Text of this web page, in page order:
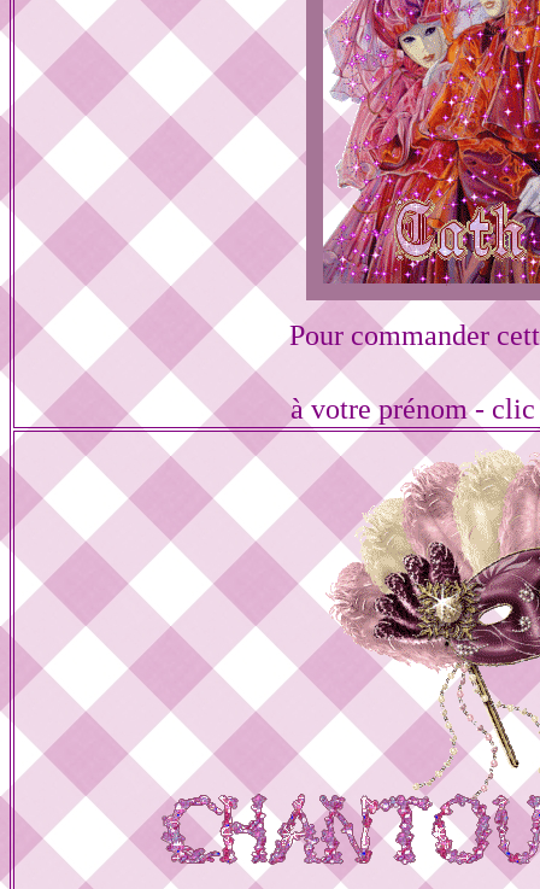
Pour commander
à votre prénom - clic